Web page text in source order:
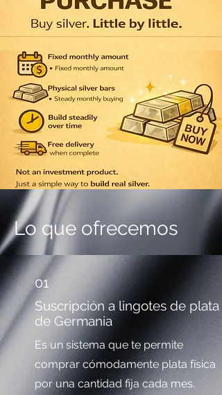
Lo que ofrecemos
01
Suscripción a lingotes de plata
de Germania
Es un sistema que te permite
comprar cómodamente plata física
por una cantidad fija cada mes.